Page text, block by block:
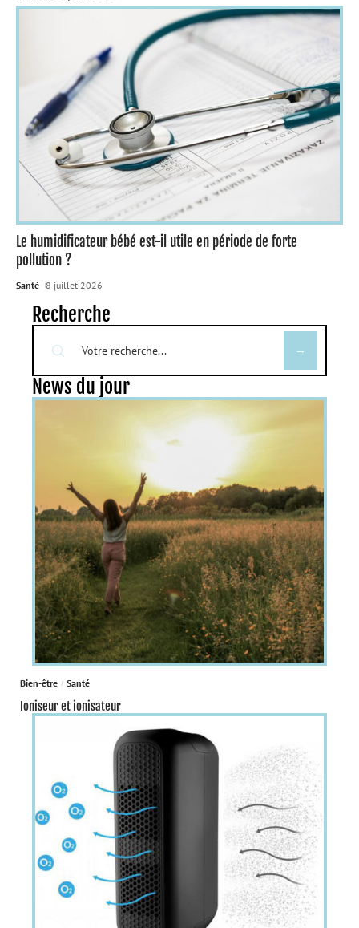
Le humidificateur bébé est-il utile en période de forte
pollution ?
Santé 8 juillet 2026
Recherche
News du jour
Bien-être Santé
Ioniseur et ionisateur